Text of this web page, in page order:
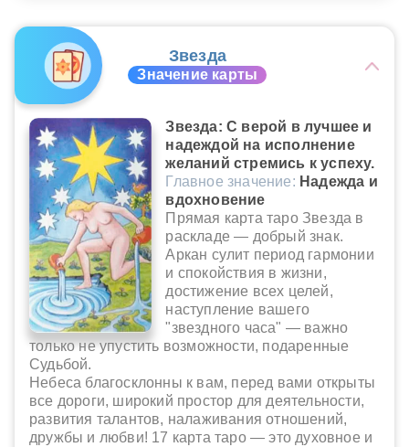
Звезда
Значение карты
Звезда: С верой в лучшее и
надеждой на исполнение
желаний стремись к успеху.
Главное значение: Надежда и
вдохновение
Прямая карта таро Звезда в
раскладе — добрый знак.
Аркан сулит период гармонии
и спокойствия в жизни,
достижение всех целей,
наступление вашего
"звездного часа" — важно
только не упустить возможности, подаренные
Судьбой.
Небеса благосклонны к вам, перед вами открыты
все дороги, широкий простор для деятельности,
развития талантов, налаживания отношений,
дружбы и любви! 17 карта таро — это духовное и